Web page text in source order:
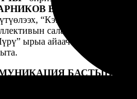
ВАСИЛИЙ
“Кэнчээри” оҕо
салайааччыта, Уус
ырыа айааччылар түмсүү
БАСТЫҤ